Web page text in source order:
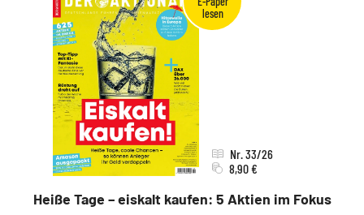
Heiße Tage – eiskalt kaufen: 5 Aktien im Fokus
Nr. 33/26
8,90 €